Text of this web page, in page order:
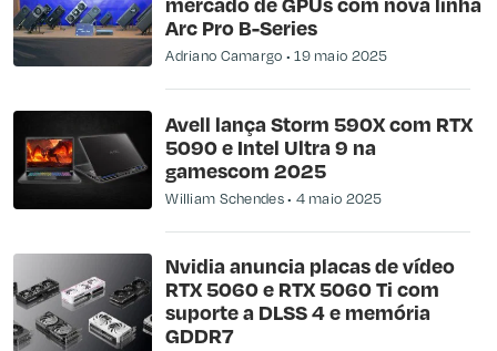
Arc Pro B-Series
Adriano Camargo 19 maio 2025
Avell lança Storm 590X com RTX
5090 e Intel Ultra 9 na
gamescom 2025
William Schendes 4 maio 2025
Nvidia anuncia placas de vídeo
RTX 5060 e RTX 5060 Ti com
suporte a DLSS 4 e memória
GDDR7